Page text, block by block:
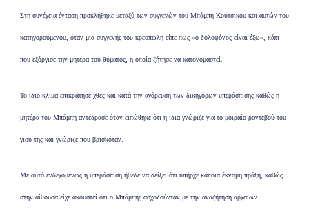
Στη συνέχεια ένταση προκλήθηκε μεταξύ των συγγενών του Μπάμπη Κούτσικου και αυτών του
κατηγορούμενου, όταν μια συγγενής του κρεοπώλη είπε πως «ο δολοφόνος είναι έξω», κάτι
που εξόργισε την μητέρα του θύματος, η οποία ζήτησε να κατονομαστεί.
Το ίδιο κλίμα επικράτησε χθες και κατά την αγόρευση των δικηγόρων υπεράσπισης καθώς η
μητέρα του Μπάμπη αντέδρασε όταν ειπώθηκε ότι η ίδια γνώριζε για το μοιραίο ραντεβού του
γιου της και γνώριζε που βρισκόταν.
Με αυτό ενδεχομένως η υπεράσπιση ήθελε να δείξει ότι υπήρχε κάποια έκνομη πράξη, καθώς
στην αίθουσα είχε ακουστεί ότι ο Μπάμπης ασχολούνταν με την αναζήτηση αρχαίων.